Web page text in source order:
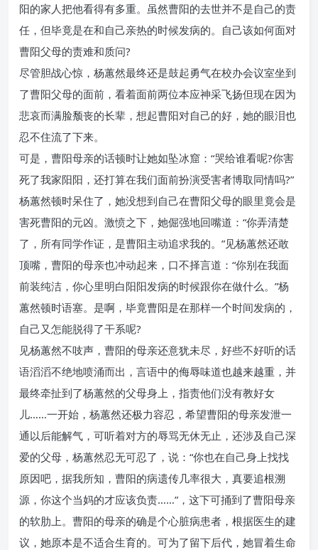
阳的家人把他看得有多重。虽然曹阳的去世并不是自己的责
任，但毕竟是在和自己亲热的时候发病的。自己该如何面对
曹阳父母的责难和质问?
尽管胆战心惊，杨蕙然最终还是鼓起勇气在校办会议室坐到
了曹阳父母的面前，看着面前两位本应神采飞扬但现在因为
悲哀而满脸颓丧的长辈，想起曹阳对自己的好，她的眼泪也
忍不住流了下来。
可是，曹阳母亲的话顿时让她如坠冰窟：“哭给谁看呢?你害
死了我家阳阳，还打算在我们面前扮演受害者博取同情吗?”
杨蕙然顿时呆住了，她没想到自己在曹阳父母的眼里竟会是
害死曹阳的元凶。激愤之下，她倔强地回嘴道：“你弄清楚
了，所有同学作证，是曹阳主动追求我的。”见杨蕙然还敢
顶嘴，曹阳的母亲也冲动起来，口不择言道：“你别在我面
前装纯洁，你心里明白阳阳发病的时候跟你在做什么。”杨
蕙然顿时语塞。是啊，毕竟曹阳是在那样一个时间发病的，
自己又怎能脱得了干系呢?
见杨蕙然不吱声，曹阳的母亲还意犹未尽，好些不好听的话
语滔滔不绝地喷涌而出，言语中的侮辱味道也越来越重，并
最终牵扯到了杨蕙然的父母身上，指责他们没有教好女
儿……一开始，杨蕙然还极力容忍，希望曹阳的母亲发泄一
通以后能解气，可听着对方的辱骂无休无止，还涉及自己深
爱的父母，杨蕙然忍无可忍了，说：“你也在自己身上找找
原因吧，据我所知，曹阳的病遗传几率很大，真要追根溯
源，你这个当妈的才应该负责……”，这下可捅到了曹阳母亲
的软肋上。曹阳的母亲的确是个心脏病患者，根据医生的建
议，她原本是不适合生育的。可为了留下后代，她冒着生命